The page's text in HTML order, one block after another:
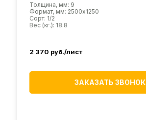
Толщина, мм: 9
Формат, мм: 2500х1250
Сорт: 1/2
Вес (кг.): 18.8
2 370 руб./лист
ЗАКАЗАТЬ ЗВОНОК